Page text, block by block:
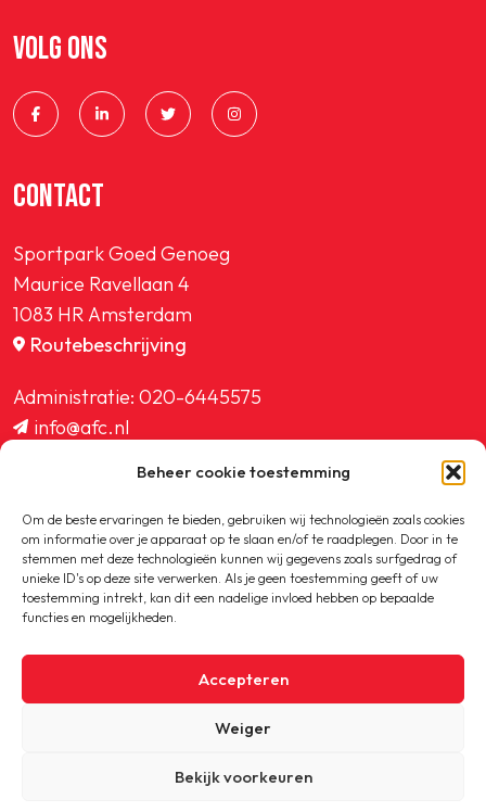
Beheer cookie toestemming
Om de beste ervaringen te bieden, gebruiken wij technologieën zoals cookies
om informatie over je apparaat op te slaan en/of te raadplegen. Door in te
stemmen met deze technologieën kunnen wij gegevens zoals surfgedrag of
unieke ID's op deze site verwerken. Als je geen toestemming geeft of uw
toestemming intrekt, kan dit een nadelige invloed hebben op bepaalde
functies en mogelijkheden.
Accepteren
Weiger
Bekijk voorkeuren
VOLG ONS
CONTACT
Sportpark Goed Genoeg
Maurice Ravellaan 4
1083 HR Amsterdam
Routebeschrijving
Administratie: 020-6445575
info@afc.nl
ledenadministratie@afc.nl
Copyright © 2020-2026 AFC
Privacybeleid